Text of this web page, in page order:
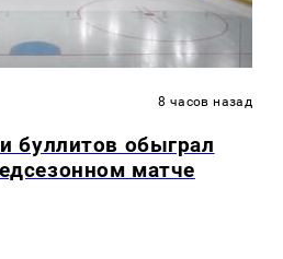
8 часов назад
буллитов обыграл
матче